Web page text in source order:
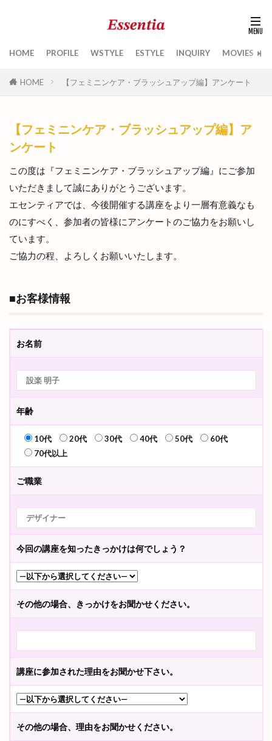
HOME PROFILE WSTYLE ESTYLE INQUIRY MOVIES
HOME 【フェミニンケア・ブラッシュアップ編】アンケート
【フェミニンケア・ブラッシュアップ編】ア
ンケート
この度は『フェミニンケア・ブラッシュアップ編』にご参加
いただきまして誠にありがとうございます。
エセンティアでは、今後開催する講座をより一層有意義なも
のにすべく、参加者の皆様にアンケートのご協力をお願いし
ています。
ご協力の程、よろしくお願いいたします。
■お客様情報
お名前
年齢
10代 20代 30代 40代 50代
60代
70代以上
ご職業
今回の講座を知ったきっかけは何でしょう？
その他の場合、きっかけをお聞かせください。
講座に参加された理由をお聞かせ下さい。
その他の場合、理由をお聞かせください。